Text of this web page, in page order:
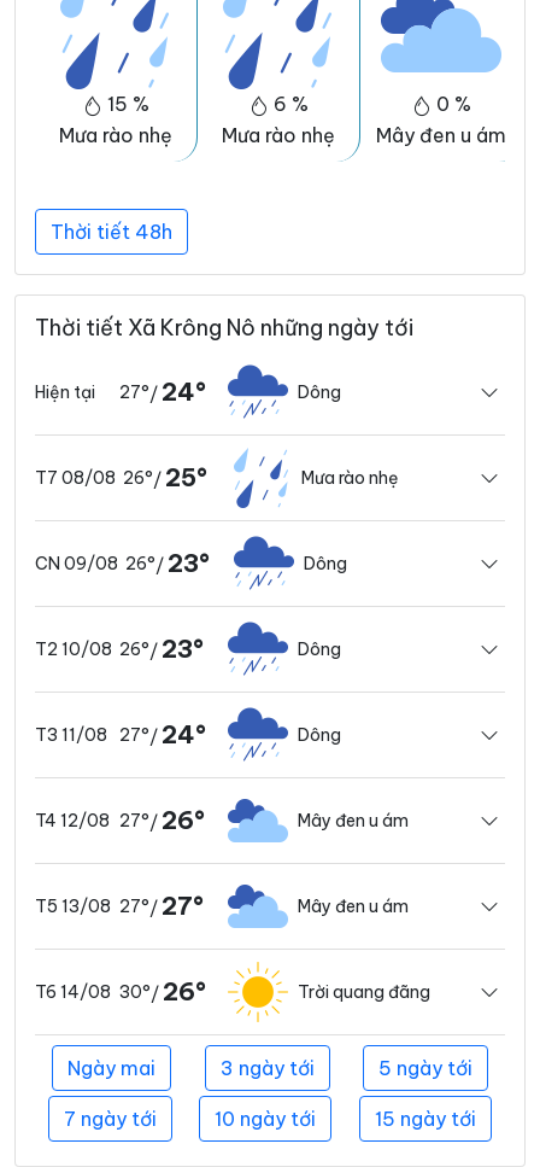
15 %
Mưa rào nhẹ
6 %
Mưa rào nhẹ
0 %
Mây đen u ám
Thời tiết 48h
Thời tiết Xã Krông Nô những ngày tới
Hiện tại 27°/ 24° Dông
T7 08/08 26°/ 25° Mưa rào nhẹ
CN 09/08 26°/ 23° Dông
T2 10/08 26°/ 23° Dông
T3 11/08 27°/ 24° Dông
T4 12/08 27°/ 26° Mây đen u ám
T5 13/08 27°/ 27° Mây đen u ám
T6 14/08 30°/ 26° Trời quang đãng
Ngày mai 3 ngày tới 5 ngày tới
7 ngày tới 10 ngày tới 15 ngày tới